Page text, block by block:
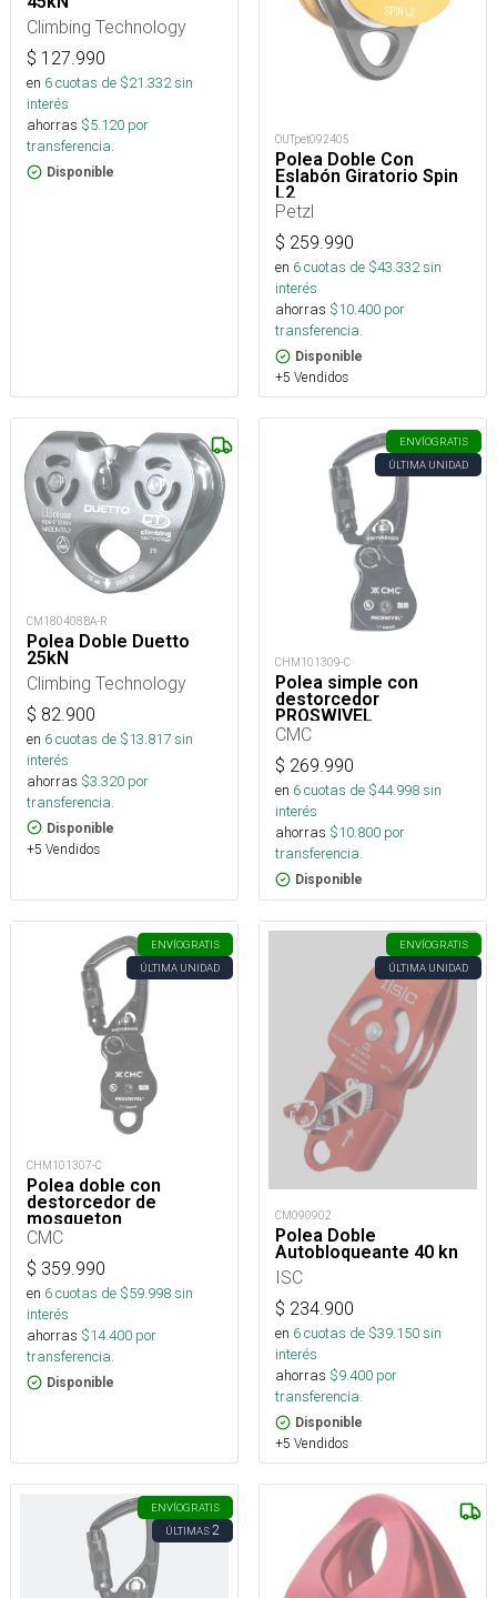
Climbing Technology
$ 127.990
en 6cuotas de $21.332sin
interés
ahorras $5.120 por
transferencia.
Disponible
OUTpet092405
Polea Doble Con
Eslabón Giratorio Spin
L2
Petzl
$ 259.990
en 6cuotas de $43.332sin
interés
ahorras $10.400 por
transferencia.
Disponible
+5 Vendidos
CM180408BA-R
Polea Doble Duetto
25kN
Climbing Technology
$ 82.900
en 6cuotas de $13.817sin
interés
ahorras $3.320 por
transferencia.
Disponible
+5 Vendidos
ENVÍOGRATIS
ÚLTIMA UNIDAD
CHM101309-C
Polea simple con
destorcedor
PROSWIVEL
SWIVABINER 1.1 22kN
CMC
$ 269.990
en 6cuotas de $44.998sin
interés
ahorras $10.800 por
transferencia.
Disponible
ENVÍOGRATIS
ÚLTIMA UNIDAD
CHM101307-C
Polea doble con
destorcedor de
mosqueton
PROSWIVEL
CMC
$ 359.990
en 6cuotas de $59.998sin
interés
ahorras $14.400 por
transferencia.
Disponible
ENVÍOGRATIS
ÚLTIMA UNIDAD
CM090902
Polea Doble
Autobloqueante 40 kn
ISC
$ 234.900
en 6cuotas de $39.150sin
interés
ahorras $9.400 por
transferencia.
Disponible
+5 Vendidos
ENVÍOGRATIS
ÚLTIMAS2